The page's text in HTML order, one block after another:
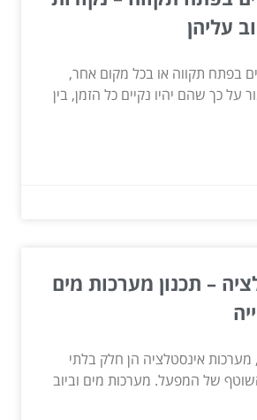
עליהן
בפתח תקווה או בכל מקום אחר,
על כך שהם יהיו נקיים כל הזמן, בין
– תכנון מערכות מים
אינסטלציה הן חלק בלתי
של המפעל. מערכות מים וביוב